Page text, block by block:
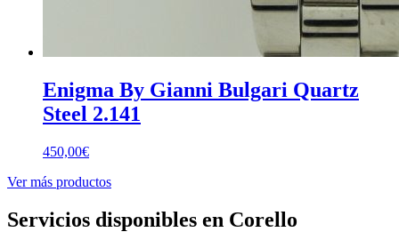
Enigma By Gianni Bulgari Quartz
Steel 2.141
450,00€
Ver más productos
Servicios disponibles en Corello